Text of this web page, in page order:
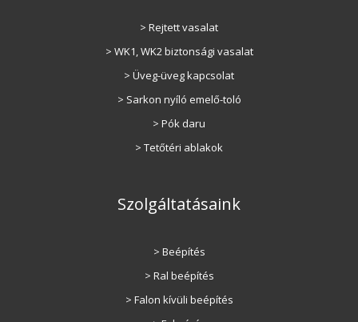
> Rejtett vasalat
> WK1, WK2 biztonsági vasalat
> Üveg-üveg kapcsolat
> Sarkon nyíló emelő-toló
> Pók daru
> Tetőtéri ablakok
Szolgáltatásaink
> Beépítés
> Ral beépítés
> Falon kívüli beépítés